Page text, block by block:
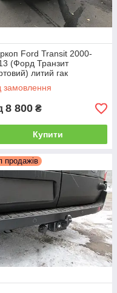
швидко
а
такі фаркопи
на всі ваші
Ford Transit 2000-
(Форд Транзит
литий гак
замовлення
8 800 ₴
Купити
продажів